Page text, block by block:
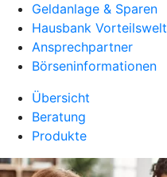
Geldanlage & Sparen
Hausbank Vorteilswelt
Ansprechpartner
Börseninformationen
Übersicht
Beratung
Produkte